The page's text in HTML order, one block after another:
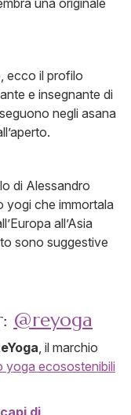
ecco il profilo
e insegnante di
negli asana
di Alessandro
yogi che immortala
all’Asia
sono suggestive
@reyoga
, il marchio
yoga ecosostenibili
capi di